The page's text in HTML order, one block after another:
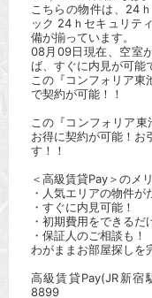
こちらの物件は、24
ック 24ｈセキュリテ
備が揃っています。
08月09日現在、空室
ば、すぐに内見が可能
この『コンフォリア
で契約が可能！！
この『コンフォリア
お得に契約が可能！お
す！！
＜高級賃貸Pay＞のメ
・人気エリアの物件が
・すぐに内見可能！
・初期費用をできるだ
・保証人のご相談も！
わがままお部屋探しを
高級賃貸Pay(JR新
8899